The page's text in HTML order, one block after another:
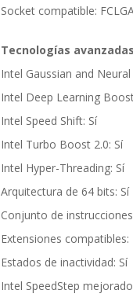
Socket compatible:
Tecnologías
Intel Gaussian and
Intel Deep Learning
Intel Speed Shift: Sí
Intel Turbo Boost 2.0: Sí
Intel Hyper-Threading: Sí
Arquitectura de 64 bits: Sí
Conjunto de
Extensiones compatibles:
Estados de inactividad: Sí
Intel SpeedStep